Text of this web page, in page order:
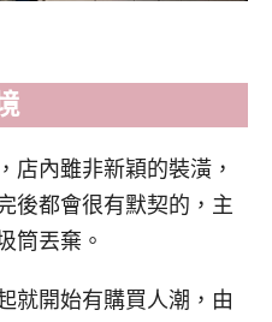
店內雖非新穎的裝潢，
後都會很有默契的，主
筒丟棄。
就開始有購買人潮，由